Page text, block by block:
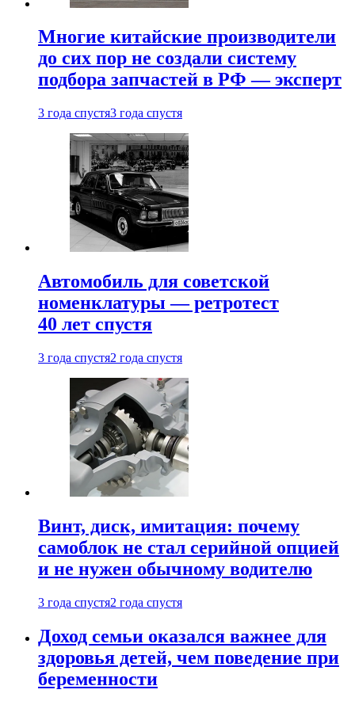
Многие китайские производители
до сих пор не создали систему
подбора запчастей в РФ — эксперт
3 года спустя3 года спустя
Автомобиль для советской
номенклатуры — ретротест
40 лет спустя
3 года спустя2 года спустя
Винт, диск, имитация: почему
самоблок не стал серийной опцией
и не нужен обычному водителю
3 года спустя2 года спустя
Доход семьи оказался важнее для
здоровья детей, чем поведение при
беременности